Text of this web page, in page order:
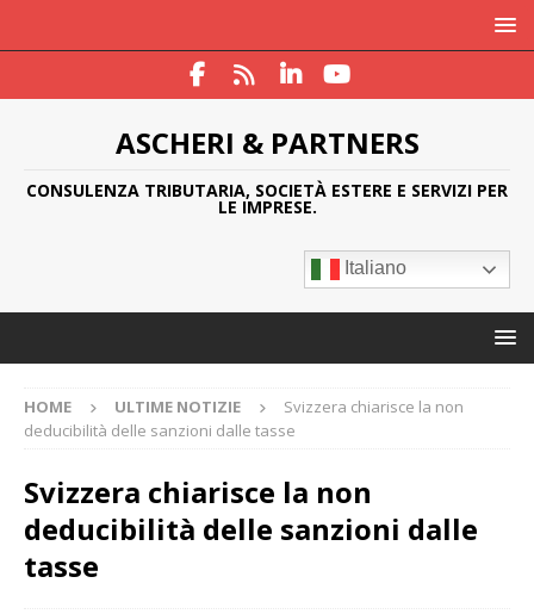
ASCHERI & PARTNERS
CONSULENZA TRIBUTARIA, SOCIETÀ ESTERE E SERVIZI PER
LE IMPRESE.
Italiano
HOME ULTIME NOTIZIE
Svizzera chiarisce la non
deducibilità delle sanzioni dalle tasse
Svizzera chiarisce la non
deducibilità delle sanzioni dalle
tasse